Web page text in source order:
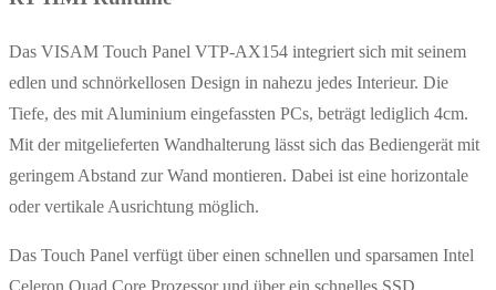
Das VISAM Touch Panel VTP-AX154 integriert sich mit seinem
edlen und schnörkellosen Design in nahezu jedes Interieur. Die
Tiefe, des mit Aluminium eingefassten PCs, beträgt lediglich 4cm.
Mit der mitgelieferten Wandhalterung lässt sich das Bediengerät mit
geringem Abstand zur Wand montieren. Dabei ist eine horizontale
oder vertikale Ausrichtung möglich.
Das Touch Panel verfügt über einen schnellen und sparsamen Intel
Celeron Quad Core Prozessor und über ein schnelles SSD